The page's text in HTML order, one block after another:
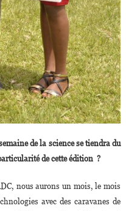
de la science se tiendra du
de cette édition ?
nous aurons un mois, le mois
avec des caravanes de